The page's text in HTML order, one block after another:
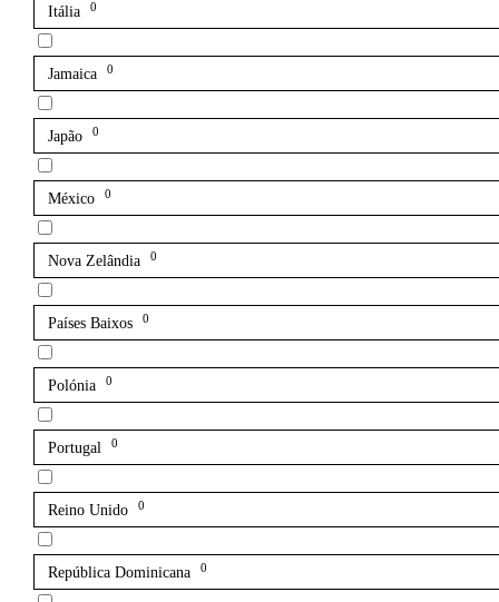
Itália 0
Jamaica 0
Japão 0
México 0
Nova Zelândia 0
Países Baixos 0
Polónia 0
Portugal 0
Reino Unido 0
República Dominicana 0